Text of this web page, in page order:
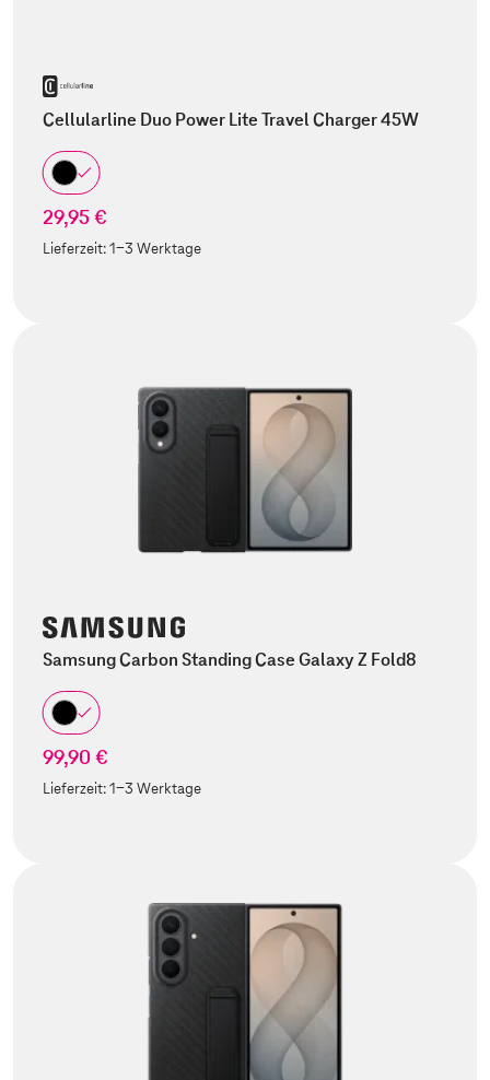
Cellularline Duo Power Lite Travel Charger 45W
29,95 €
Lieferzeit:1-3 Werktage
Samsung Carbon Standing Case Galaxy Z Fold8
99,90 €
Lieferzeit:1-3 Werktage